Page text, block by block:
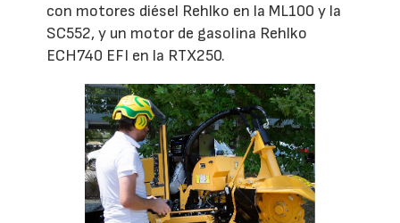
con motores diésel Rehlko en la ML100 y la
SC552, y un motor de gasolina Rehlko
ECH740 EFI en la RTX250.